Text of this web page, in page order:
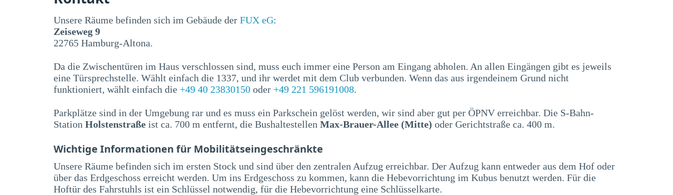
Unsere Räume befinden sich im Gebäude der FUX eG:
Zeiseweg 9
22765 Hamburg-Altona.
Da die Zwischentüren im Haus verschlossen sind, muss euch immer eine Person am Eingang abholen. An allen Eingängen gibt es jeweils
eine Türsprechstelle. Wählt einfach die 1337, und ihr werdet mit dem Club verbunden. Wenn das aus irgendeinem Grund nicht
funktioniert, wählt einfach die +49 40 23830150 oder +49 221 596191008.
Parkplätze sind in der Umgebung rar und es muss ein Parkschein gelöst werden, wir sind aber gut per ÖPNV erreichbar. Die S-Bahn-
Station Holstenstraße ist ca. 700 m entfernt, die Bushaltestellen Max-Brauer-Allee (Mitte) oder Gerichtstraße ca. 400 m.
Wichtige Informationen für Mobilitätseingeschränkte
Unsere Räume befinden sich im ersten Stock und sind über den zentralen Aufzug erreichbar. Der Aufzug kann entweder aus dem Hof oder
über das Erdgeschoss erreicht werden. Um ins Erdgeschoss zu kommen, kann die Hebevorrichtung im Kubus benutzt werden. Für die
Hoftür des Fahrstuhls ist ein Schlüssel notwendig, für die Hebevorrichtung eine Schlüsselkarte.